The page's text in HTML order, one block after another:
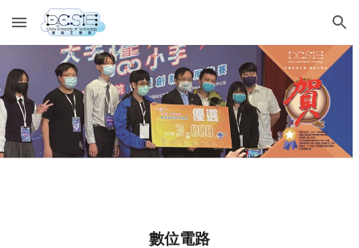
Skip to main content Skip to navigation
數位電路